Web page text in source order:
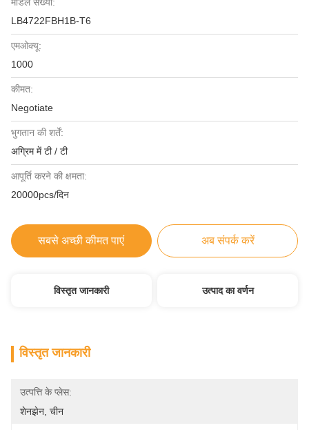
LB4722FBH1B-T6
एमओक्यू:
1000
कीमत:
Negotiate
भुगतान की शर्तें:
अग्रिम में टी / टी
आपूर्ति करने की क्षमता:
20000pcs/दिन
सबसे अच्छी कीमत पाएं अब संपर्क करें
विस्तृत जानकारी उत्पाद का वर्णन
विस्तृत जानकारी
उत्पत्ति के प्लेस:
शेनझेन, चीन